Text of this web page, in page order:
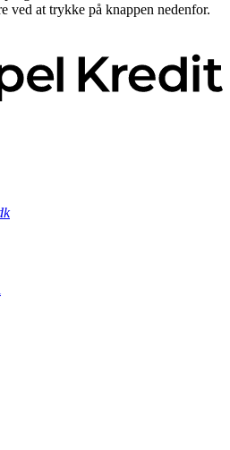
ved at trykke på knappen nedenfor.